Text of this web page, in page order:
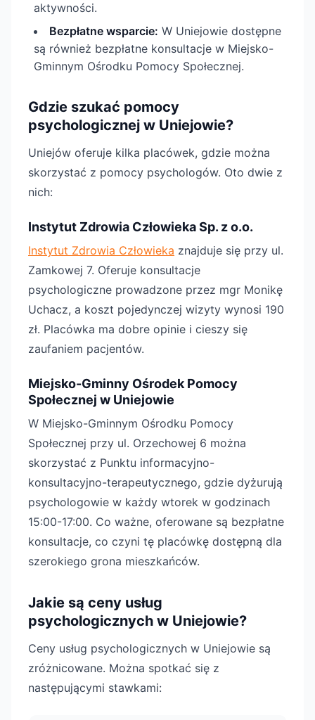
aktywności.
Bezpłatne wsparcie: W Uniejowie dostępne
są również bezpłatne konsultacje w Miejsko-
Gminnym Ośrodku Pomocy Społecznej.
Gdzie szukać pomocy
psychologicznej w Uniejowie?
Uniejów oferuje kilka placówek, gdzie można
skorzystać z pomocy psychologów. Oto dwie z
nich:
Instytut Zdrowia Człowieka Sp. z o.o.
Instytut Zdrowia Człowieka znajduje się przy ul.
Zamkowej 7. Oferuje konsultacje
psychologiczne prowadzone przez mgr Monikę
Uchacz, a koszt pojedynczej wizyty wynosi 190
zł. Placówka ma dobre opinie i cieszy się
zaufaniem pacjentów.
Miejsko-Gminny Ośrodek Pomocy
Społecznej w Uniejowie
W Miejsko-Gminnym Ośrodku Pomocy
Społecznej przy ul. Orzechowej 6 można
skorzystać z Punktu informacyjno-
konsultacyjno-terapeutycznego, gdzie dyżurują
psychologowie w każdy wtorek w godzinach
15:00-17:00. Co ważne, oferowane są bezpłatne
konsultacje, co czyni tę placówkę dostępną dla
szerokiego grona mieszkańców.
Jakie są ceny usług
psychologicznych w Uniejowie?
Ceny usług psychologicznych w Uniejowie są
zróżnicowane. Można spotkać się z
następującymi stawkami: